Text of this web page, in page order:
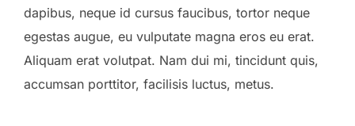
dapibus, neque id cursus faucibus, tortor neque
egestas augue, eu vulputate magna eros eu erat.
Aliquam erat volutpat. Nam dui mi, tincidunt quis,
accumsan porttitor, facilisis luctus, metus.